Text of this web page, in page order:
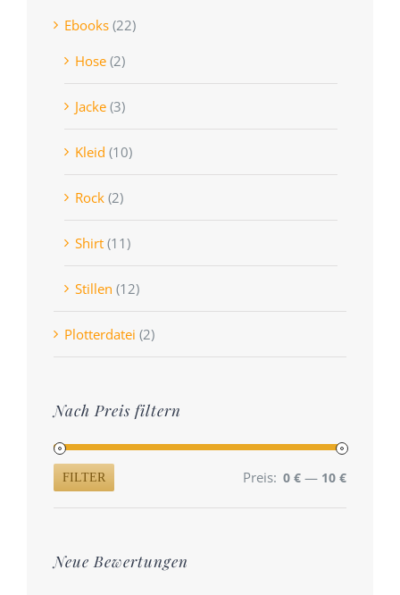
Ebooks (22)
Hose (2)
Jacke (3)
Kleid (10)
Rock (2)
Shirt (11)
Stillen (12)
Plotterdatei (2)
Nach Preis filtern
Min.
Max.
FILTER Preis: 0 € — 10 €
Neue Bewertungen